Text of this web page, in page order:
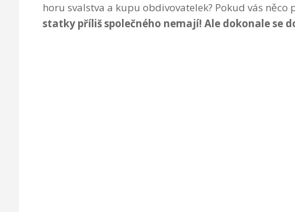
horu svalstva a kupu obdivovatelek? Pokud vás
statky příliš společného nemají! Ale dokonale se